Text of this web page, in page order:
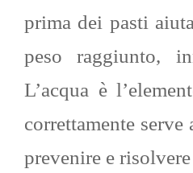
prima dei pasti
peso raggiunto,
L’acqua è
correttamente
prevenire e